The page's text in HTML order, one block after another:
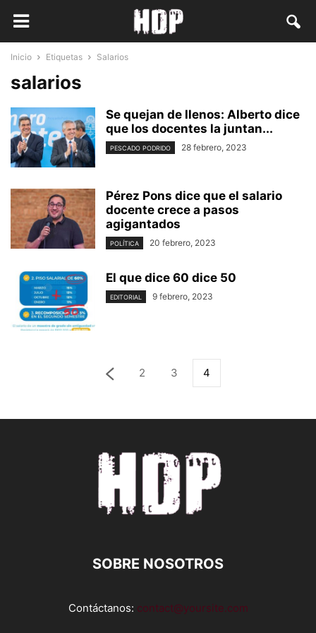
Inicio Etiquetas Salarios
salarios
Se quejan de llenos: Alberto dice
que los docentes la juntan...
PESCADO PODRIDO 28 febrero, 2023
Pérez Pons dice que el salario
docente crece a pasos
agigantados
POLÍTICA 20 febrero, 2023
El que dice 60 dice 50
EDITORIAL 9 febrero, 2023
2 3 4
SOBRE NOSOTROS
Contáctanos: contact@yoursite.com